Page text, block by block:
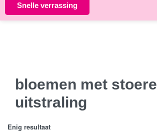
Snelle verrassing
bloemen met stoere
uitstraling
Enig resultaat